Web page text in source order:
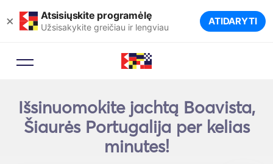
× Atsisiųskite programėlę
Užsisakykite greičiau ir lengviau ATIDARYTI
Išsinuomokite jachtą Boavista,
Šiaurės Portugalija per kelias
minutes!